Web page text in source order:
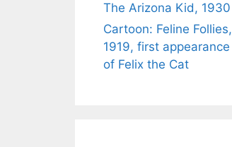
The Arizona Kid, 1930
Cartoon: Feline Follies,
1919, first appearance
of Felix the Cat